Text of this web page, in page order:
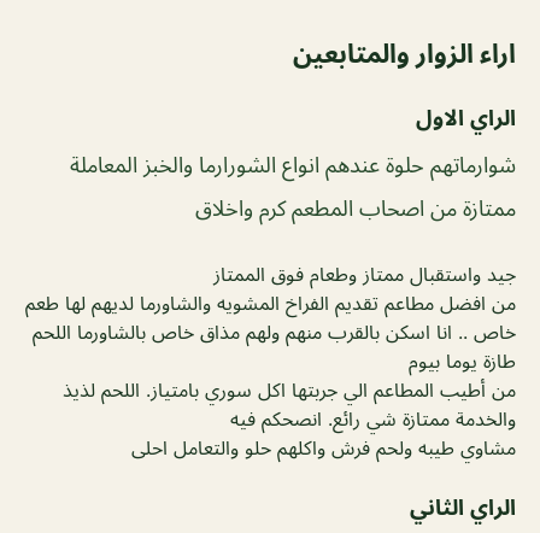
اراء الزوار والمتابعين
الراي الاول
شوارماتهم حلوة عندهم انواع الشورارما والخبز المعاملة
ممتازة من اصحاب المطعم كرم واخلاق
جيد واستقبال ممتاز وطعام فوق الممتاز
من افضل مطاعم تقديم الفراخ المشويه والشاورما لديهم لها طعم
خاص .. انا اسكن بالقرب منهم ولهم مذاق خاص بالشاورما اللحم
طازة يوما بيوم
من أطيب المطاعم الي جربتها اكل سوري بامتياز. اللحم لذيذ
والخدمة ممتازة شي رائع. انصحكم فيه
مشاوي طيبه ولحم فرش واكلهم حلو والتعامل احلى
الراي الثاني